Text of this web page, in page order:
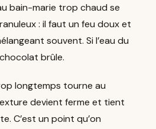
bain-marie trop chaud se
: il faut un feu doux et
souvent. Si l’eau du
brûle.
longtemps tourne au
devient ferme et tient
C’est un point qu’on